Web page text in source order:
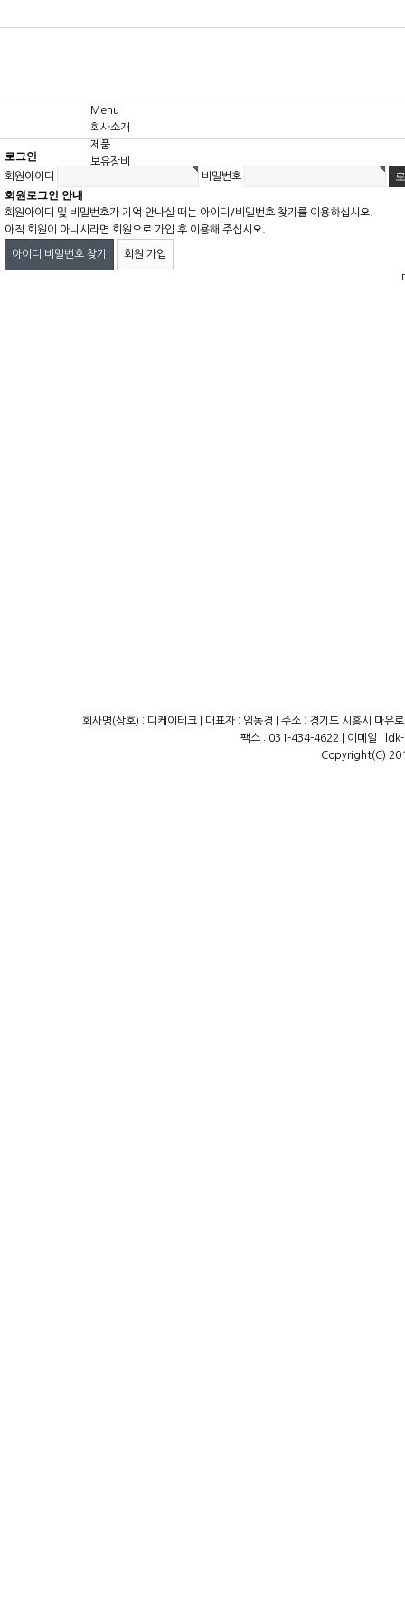
Menu
회사소개
제품
보유장비
로그인
회원아이디 비밀번호
회원로그인 안내
회원아이디 및 비밀번호가 기억 안나실 때는 아이디/비밀번호 찾기를 이용하십시오.
아직 회원이 아니시라면 회원으로 가입 후 이용해 주십시오.
아이디 비밀번호 찾기 회원 가입
회사명(상호) : 디케이테크 | 대표자 : 임동경 | 주소 : 경기도 시흥시 마
팩스 : 031-434-4622 | 이메일 :
Copyright(C)